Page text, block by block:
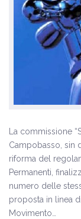
La commissione
Campobasso, sin
riforma del
Permanenti,
numero delle
proposta in linea
Movimento…